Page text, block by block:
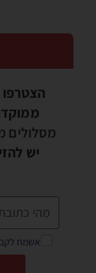
הצטרפו
מסלולים
יש
אשמח